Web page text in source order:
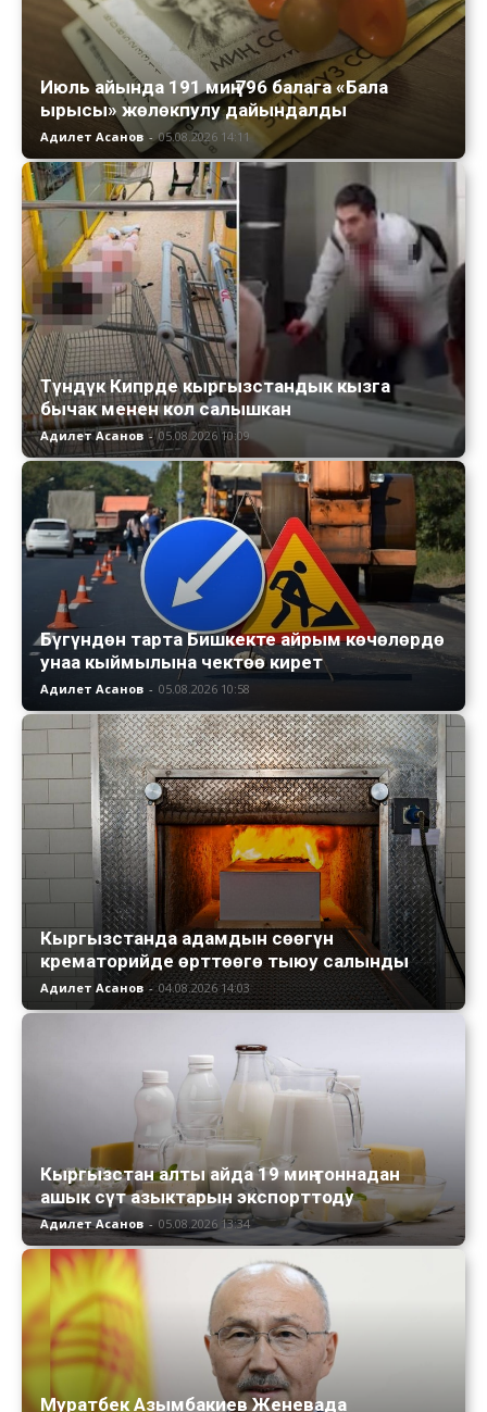
Июль айында 191 миң 796 балага «Бала
ырысы» жөлөкпулу дайындалды
Адилет Асанов - 05.08.2026 14:11
Түндүк Кипрде кыргызстандык кызга
бычак менен кол салышкан
Адилет Асанов - 05.08.2026 10:09
Бүгүндөн тарта Бишкекте айрым көчөлөрдө
унаа кыймылына чектөө кирет
Адилет Асанов - 05.08.2026 10:58
Кыргызстанда адамдын сөөгүн
крематорийде өрттөөгө тыюу салынды
Адилет Асанов - 04.08.2026 14:03
Кыргызстан алты айда 19 миң тоннадан
ашык сүт азыктарын экспорттоду
Адилет Асанов - 05.08.2026 13:34
Муратбек Азымбакиев Женевада